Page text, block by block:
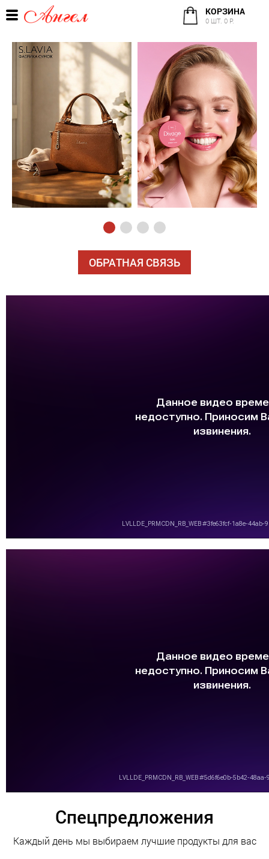
КОРЗИНА
0 ШТ. 0 Р.
ОБРАТНАЯ СВЯЗЬ
Спецпредложения
Каждый день мы выбираем лучшие продукты для вас